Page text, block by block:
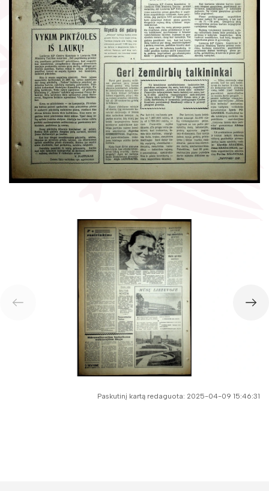
Gaunami periodiniai leidiniai
Tarpbibliotekinis abonementas
Knygomatai
Internetas
Klubai
Literatų klubas „Polėkis“
Interaktyvi kelionė
Gabrielės Petkevičaitės-Bitės literatūrinė
premija
Bibliotekos 70-metis
Virtuali biblioteka
Paskutinį kartą redaguota: 2025-04-09 15:46:31